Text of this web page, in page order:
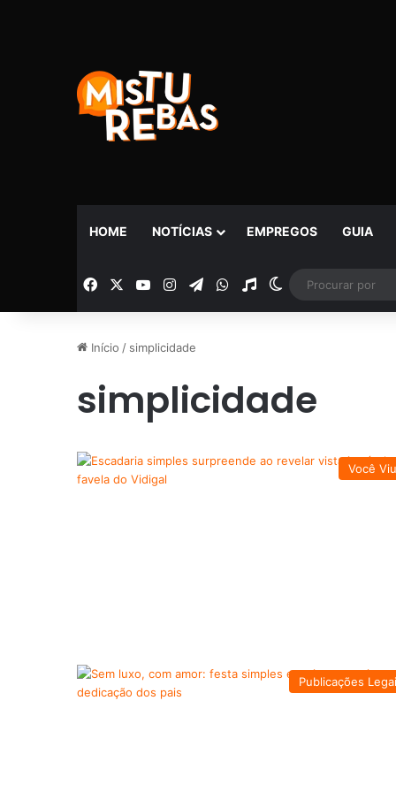
HOME NOTÍCIAS EMPREGOS GUIA
Facebook YouTubeInstagramTelegramWhatsApp
Rádio Switch skin
Início / simplicidade
simplicidade
Você
Publicações